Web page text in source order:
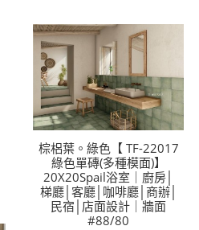
棕梠葉。綠色【 TF-22017
綠色單磚(多種模面)】
20X20Spail浴室｜廚房│
梯廳│客廳│咖啡廳│商辦│
民宿│店面設計｜牆面
#88/80